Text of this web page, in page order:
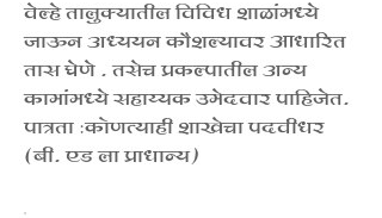
वेल्हे तालुक्यातील विविध शाळांमध्ये
जाऊन अध्ययन कौशल्यावर आधारित
तास घेणे . तसेच प्रकल्पातील अन्य
कामांमध्ये सहाय्यक उमेदवार पाहिजेत.
​पात्रता :कोणत्याही शाखेचा पदवीधर
(बी. एड ला प्राधान्य)